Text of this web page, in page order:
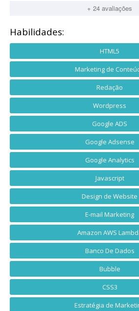
+ 24 avaliações
Habilidades:
HTML5
Marketing de
Redação
Wordpress
Google ADS
Google Adsense
Google Analytics
Javascript
Design de Website
E-mail Marketing
Amazon AWS
Banco De Dados
Bubble
CSS3
Estratégia de